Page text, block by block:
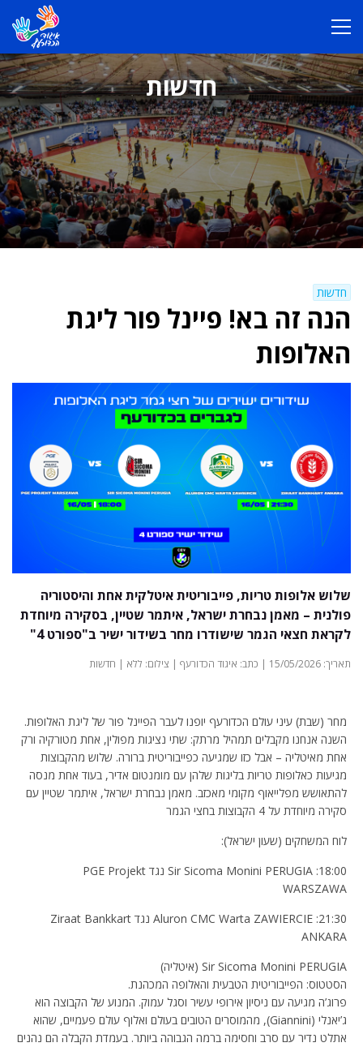
חדשות
חדשות
הנה זה בא! פיינל פור ליגת
האלופות
שלוש אלופות טריות, פייבוריטית איטלקית אחת והיסטוריה
פולנית – מאמן נבחרת ישראל, איתמר שטיין, בסקירה מיוחדת
לקראת חצאי הגמר שישודרו מחר בשידור ישיר ב"ספורט 4"
תאריך: 15/05/2026 | כתב: איגוד הכדורעף | צילום: ללא | חדשות
מחר (שבת) עיני עולם הכדורעף יופנו לעבר הפיינל פור של ליגת האלופות.
השנה אנחנו מקבלים תמהיל מרתק: שתי נציגות מפולין, אחת מטורקיה ורק
אחת מאיטליה – אבל כזו שמגיעה כפייבוריטית ברורה. שלוש מהקבוצות
מגיעות כאלופות טריות בליגות שלהן עם מומנטום אדיר, בעוד אחת מנסה
להתאושש מפלייאוף מקומי מאכזב. מאמן נבחרת ישראל, איתמר שטיין עם
סקירה מיוחדת על 4 הקבוצות בחצי הגמר
לוח המשחקים (שעון ישראל):
18:00: Sir Sicoma Monini PERUGIA נגד PGE Projekt
WARSZAWA
21:30: Aluron CMC Warta ZAWIERCIE נגד Ziraat Bankkart
ANKARA
Sir Sicoma Monini PERUGIA (איטליה)
הסטטוס: הפייבוריטית הטבעית והאלופה המכהנת.
פרוג’ה מגיעה עם ניסיון אירופי עשיר וסגל עמוק. המנוע של הקבוצה הוא
ג’יאנלי (Giannini), מהמוסרים הטובים בעולם ואלוף עולם פעמיים, שהוא
אתלט נדיר עם סרב וחסימה ברמה הגבוהה ביותר. בעמדת הקבלה הם נהנים